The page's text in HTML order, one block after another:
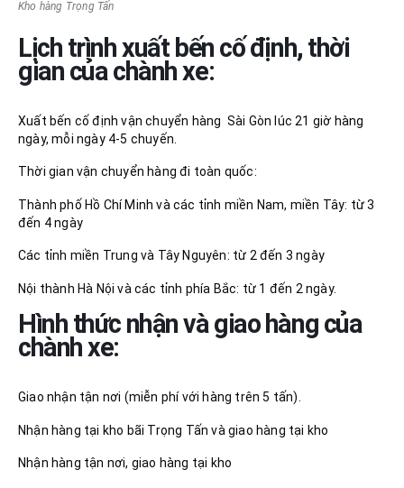
Kho hàng Trọng Tấn
Lịch trình xuất bến cố định, thời
gian của chành xe:
Xuất bến cố định vận chuyển hàng Sài Gòn lúc 21 giờ hàng
ngày, mỗi ngày 4-5 chuyến.
Thời gian vận chuyển hàng đi toàn quốc:
Thành phố Hồ Chí Minh và các tỉnh miền Nam, miền Tây: từ 3
đến 4 ngày
Các tỉnh miền Trung và Tây Nguyên: từ 2 đến 3 ngày
Nội thành Hà Nội và các tỉnh phía Bắc: từ 1 đến 2 ngày.
Hình thức nhận và giao hàng của
chành xe:
Giao nhận tận nơi (miễn phí với hàng trên 5 tấn).
Nhận hàng tại kho bãi Trọng Tấn và giao hàng tại kho
Nhận hàng tận nơi, giao hàng tại kho